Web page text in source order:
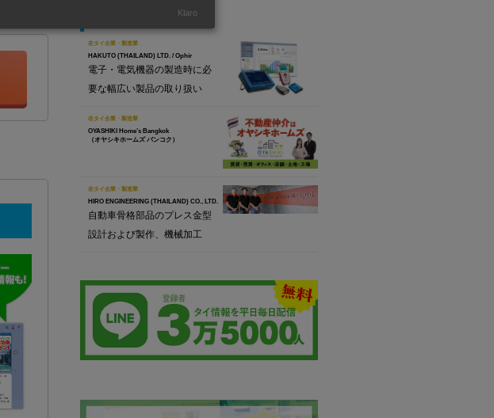
在タイ企業・製造業
HAKUTO (THAILAND) LTD. / Ophir
電子・電気機器の製造時に必
要な幅広い製品の取り扱い
在タイ企業・製造業
OYASHIKI Home’s Bangkok
（オヤシキホームズ バンコク）
在タイ企業・製造業
HIRO ENGINEERING (THAILAND) CO., LTD.
自動車骨格部品のプレス金型
設計および製作、機械加工
Klaro